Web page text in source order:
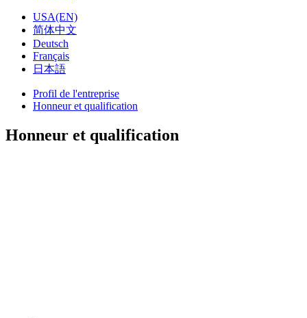
USA(EN)
简体中文
Deutsch
Français
日本語
Profil de l'entreprise
Honneur et qualification
Honneur et qualification